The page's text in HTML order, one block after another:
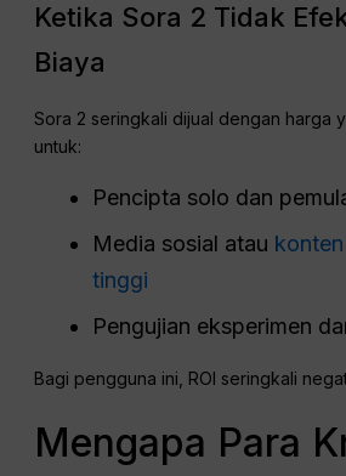
Ketika Sora 2 Tidak
Biaya
Sora 2 seringkali dijual dengan harga
untuk:
Pencipta solo dan
Media sosial atau
tinggi
Pengujian eksperimen
Bagi pengguna ini, ROI seringkali
Mengapa Para